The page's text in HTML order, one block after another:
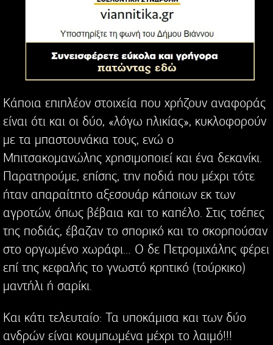
Κάποια επιπλέον στοιχεία που χρήζουν αναφοράς
είναι ότι και οι δύο, «λόγω ηλικίας», κυκλοφορούν
με τα μπαστουνάκια τους, ενώ ο
Μπιτσακομανώλης χρησιμοποιεί και ένα δεκανίκι.
Παρατηρούμε, επίσης, την ποδιά που μέχρι τότε
ήταν απαραίτητο αξεσουάρ κάποιων εκ των
αγροτών, όπως βέβαια και το καπέλο. Στις τσέπες
της ποδιάς, έβαζαν το σπορικό και το σκορπούσαν
στο οργωμένο χωράφι… Ο δε Πετρομιχάλης φέρει
επί της κεφαλής το γνωστό κρητικό (τούρκικο)
μαντήλι ή σαρίκι.
Και κάτι τελευταίο: Τα υποκάμισα και των δύο
ανδρών είναι κουμπωμένα μέχρι το λαιμό!!!